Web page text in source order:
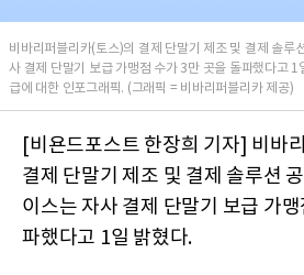
비바리퍼블리카(토스)의 결제 단말기 제조 및 결제 솔루
사 결제 단말기 보급 가맹점 수가 3만 곳을 돌파했다고
급에 대한 인포그래픽. (그래픽 = 비바리퍼블리카 제공)
[비욘드포스트 한장희 기자] 비바
결제 단말기 제조 및 결제 솔루션
이스는 자사 결제 단말기 보급 가
파했다고 1일 밝혔다.